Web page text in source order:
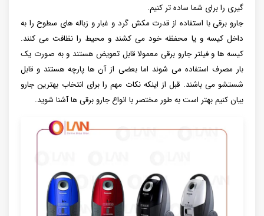
گیری را برای شما ساده تر کنیم.
جارو برقی با استفاده از قدرت مکش گرد و غبار و زباله های سطوح را به
داخل کیسه و یا محفظه خود می کشند و محیط را نظافت می کنند.
کیسه ها و فیلتر جارو برقی معمولا قابل تعویض هستند و به صورت یک
بار مصرف استفاده می شوند اما بعضی از آن ها پارچه هستند و قابل
شستشو می باشند. قبل از اینکه نکات مهم را برای انتخاب بهترین جارو
بیان کنیم بهتر است به طور مختصر با انواع جارو برقی ها آشنا شوید.